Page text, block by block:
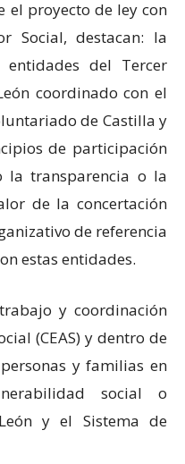
el proyecto de ley con
Social, destacan: la
del Tercer
coordinado con el
de Castilla y
de participación
la transparencia o la
de la concertación
de referencia
estas entidades.
y coordinación
(CEAS) y dentro de
y familias en
social o
y el Sistema de